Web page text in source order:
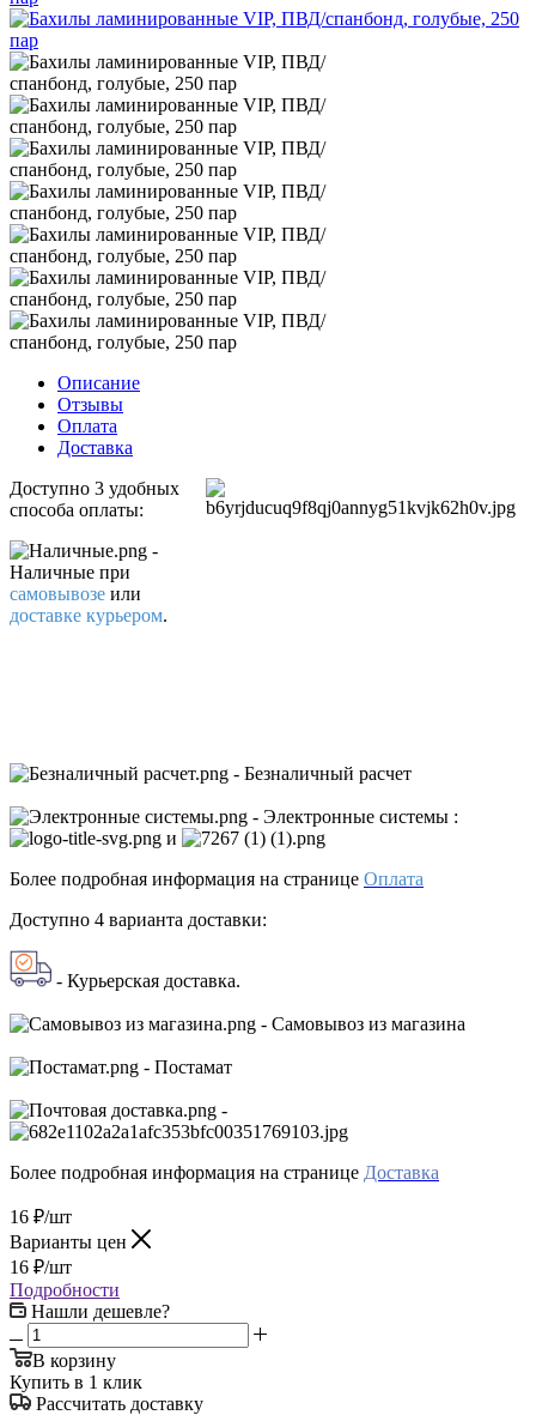
Описание
Отзывы
Оплата
Доставка
Доступно 3 удобных
способа оплаты:
-
Наличные при
самовывозе или
доставке курьером.
- Безналичный расчет
- Электронные системы :
и
Более подробная информация на странице Оплата
Доступно 4 варианта доставки:
- Курьерская доставка.
- Самовывоз из магазина
- Постамат
-
Более подробная информация на странице Доставка
16 ₽/шт
Варианты цен
16 ₽/шт
Подробности
Нашли дешевле?
В корзину
Купить в 1 клик
Рассчитать доставку